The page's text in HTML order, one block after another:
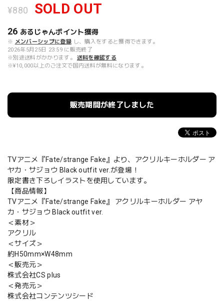
¥880 SOLD OUT
26 あるじゃんポイント獲得
※ メンバーシップに登録 し、購入をすると獲得できます。
2026年5月25日 23:59 に販売終了
※別途送料がかかります。
送料を確認する
※¥10,000以上のご注文で国内送料が無料になります。
販売期間が終了しました
TVアニメ『Fate/strange Fake』より、アクリルキーホルダー ア
ヤカ・サジョウ Black outfit ver.が登場！
限定書き下ろしイラストを使用しています。
【商品情報】
TVアニメ『Fate/strange Fake』 アクリルキーホルダー アヤ
カ・サジョウ Black outfit ver.
＜素材＞
アクリル
＜サイズ＞
約H50mm×W48mm
＜販売元＞
株式会社CS plus
＜発売元＞
株式会社コンテンツシード